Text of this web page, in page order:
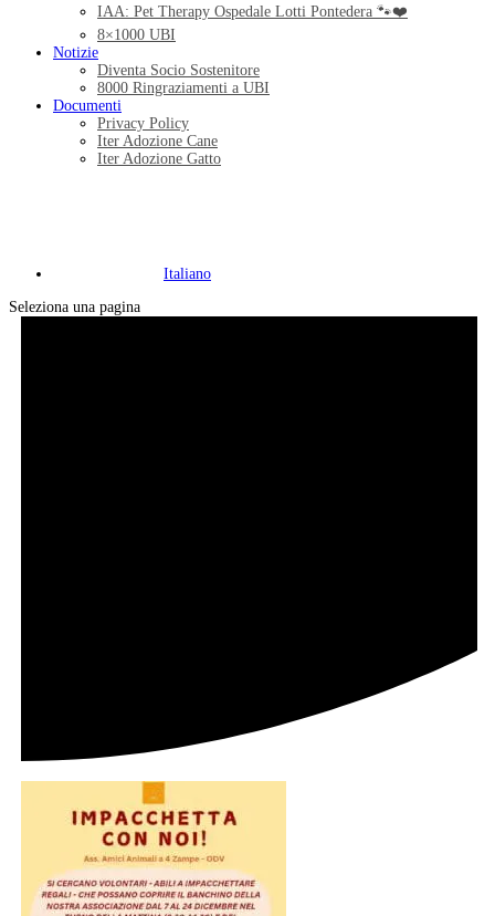
IAA: Pet Therapy Ospedale Lotti Pontedera 🐾❤️
8×1000 UBI
Notizie
Diventa Socio Sostenitore
8000 Ringraziamenti a UBI
Documenti
Privacy Policy
Iter Adozione Cane
Iter Adozione Gatto
Italiano
Seleziona una pagina